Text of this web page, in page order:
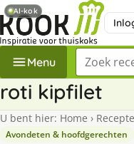
Menu Zoek een
roti kipfilet
U bent hier: Home ›
Avondeten & hoofdgerechten
AI-kok